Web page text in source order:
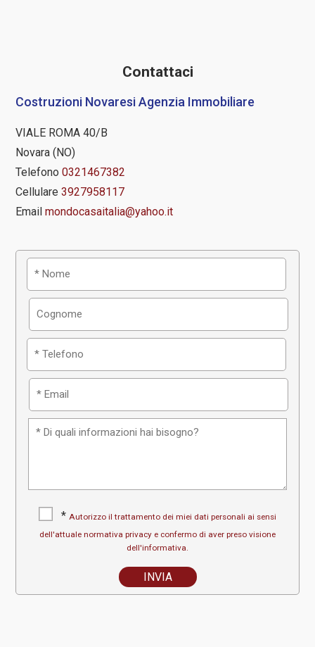
Contattaci
Costruzioni Novaresi Agenzia Immobiliare
VIALE ROMA 40/B
Novara (NO)
Telefono 0321467382
Cellulare 3927958117
Email mondocasaitalia@yahoo.it
* Autorizzo il trattamento dei miei dati personali ai sensi
dell'attuale normativa privacy e confermo di aver preso visione
dell'informativa.